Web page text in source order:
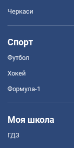
Черкаси
Спорт
Футбол
Хокей
Формула-1
Моя школа
ГДЗ